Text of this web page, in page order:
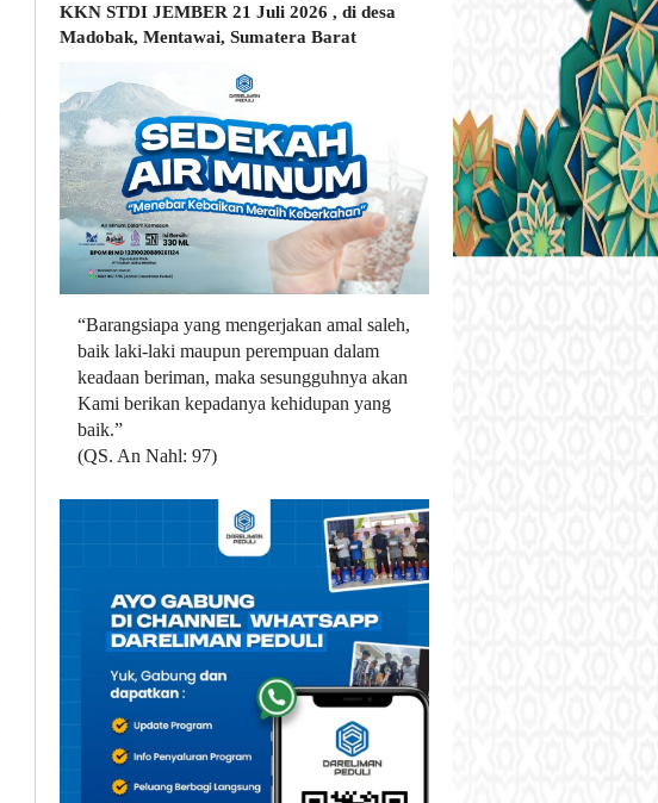
KKN STDI JEMBER 21 Juli 2026 , di desa
Madobak, Mentawai, Sumatera Barat
“Barangsiapa yang mengerjakan amal saleh,
baik laki-laki maupun perempuan dalam
keadaan beriman, maka sesungguhnya akan
Kami berikan kepadanya kehidupan yang
baik.”
(QS. An Nahl: 97)